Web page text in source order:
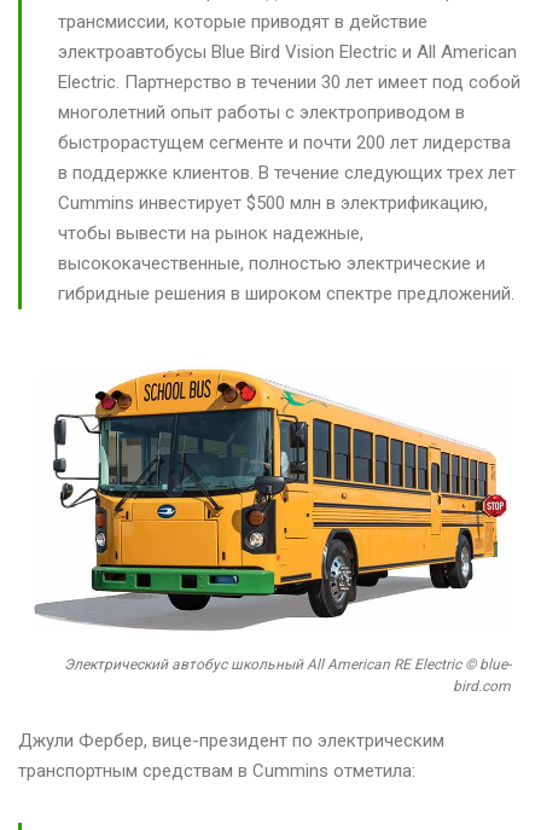
трансмиссии, которые приводят в действие
электроавтобусы Blue Bird Vision Electric и All American
Electric. Партнерство в течении 30 лет имеет под собой
многолетний опыт работы с электроприводом в
быстрорастущем сегменте и почти 200 лет лидерства
в поддержке клиентов. В течение следующих трех лет
Cummins инвестирует $500 млн в электрификацию,
чтобы вывести на рынок надежные,
высококачественные, полностью электрические и
гибридные решения в широком спектре предложений.
Электрический автобус школьный All American RE Electric © blue-
bird.com
Джули Фербер, вице-президент по электрическим
транспортным средствам в Cummins отметила: